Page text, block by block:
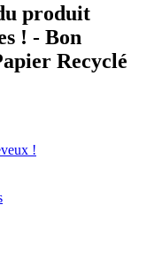
produit
! - Bon
Recyclé
!